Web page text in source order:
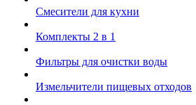
Смесители для кухни
Комплекты 2 в 1
Фильтры для очистки воды
Измельчители пищевых отходов